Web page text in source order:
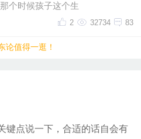
个时候孩子这个生
83
32734
2
论值得一逛！
键点说一下，合适的话自会有